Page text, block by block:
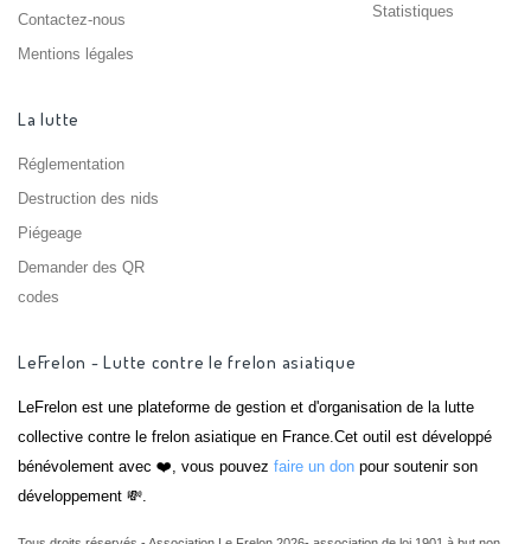
Contactez-nous
Mentions légales
Statistiques
La lutte
Réglementation
Destruction des nids
Piégeage
Demander des QR
codes
LeFrelon - Lutte contre le frelon asiatique
LeFrelon est une plateforme de gestion et d'organisation de la lutte
collective contre le frelon asiatique en France.Cet outil est développé
bénévolement avec ❤️, vous pouvez faire un don pour soutenir son
développement 💸.